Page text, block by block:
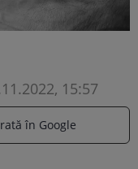
15:57
în Google